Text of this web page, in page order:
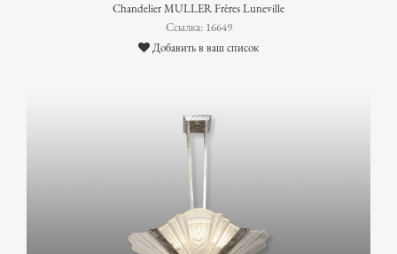
Chandelier MULLER Frères Luneville
Ссылка: 16649
Добавить в ваш список